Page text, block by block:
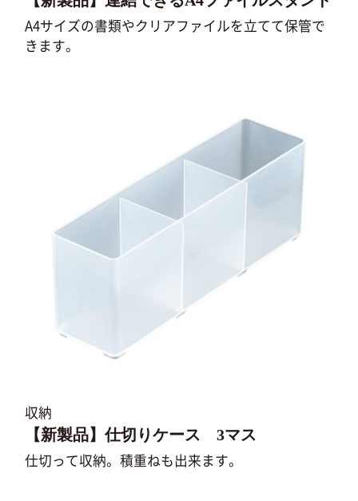
A4サイズの書類やクリアファイルを立てて保管で
きます。
収納
【新製品】仕切りケース 3マス
仕切って収納。積重ねも出来ます。